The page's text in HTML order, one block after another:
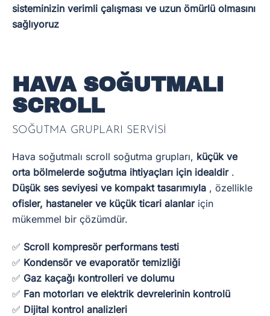
sisteminizin verimli çalışması ve uzun ömürlü olmasını
sağlıyoruz
HAVA SOĞUTMALI
SCROLL
SOĞUTMA GRUPLARI SERVİSİ
Hava soğutmalı scroll soğutma grupları, küçük ve
orta bölmelerde soğutma ihtiyaçları için idealdir.
Düşük ses seviyesi ve kompakt tasarımıyla , özellikle
ofisler, hastaneler ve küçük ticari alanlariçin
mükemmel bir çözümdür.
✅ Scroll kompresör performans testi
✅ Kondensör ve evaporatör temizliği
✅ Gaz kaçağı kontrolleri ve dolumu
✅ Fan motorları ve elektrik devrelerinin kontrolü
✅ Dijital kontrol analizleri